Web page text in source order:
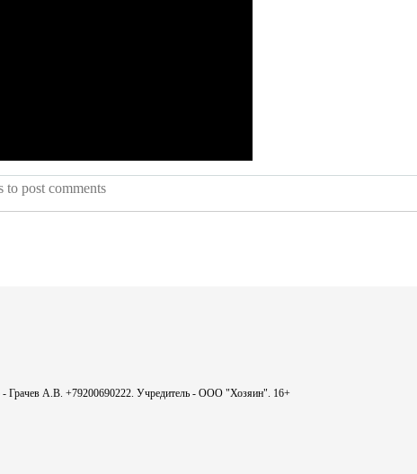
to post comments
- Грачев А.В. +79200690222. Учредитель - ООО "Хозяин". 16+